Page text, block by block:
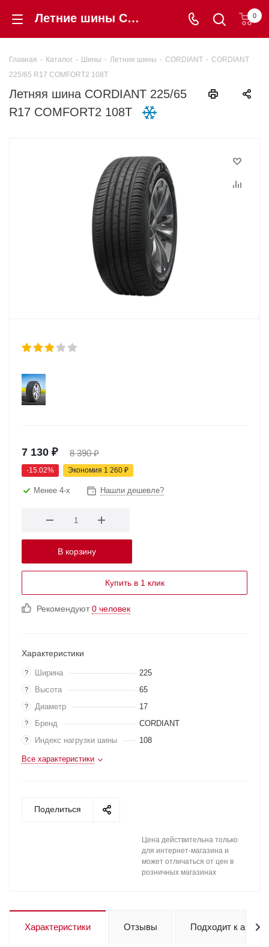
Летние шины CORDIANT 225/65 R17 COMFORT2 108T купить в интернет-магазине «Шинторг» в Калининграде 0
Главная - Каталог - Шины - Летние шины - CORDIANT - CORDIANT
225/65 R17 COMFORT2 108T
Летняя шина CORDIANT 225/65
R17 COMFORT2 108T
7 130 ₽ 8 390₽
-15.02% Экономия 1 260 ₽
Менее 4-х Нашли дешевле?
В корзину
Купить в 1 клик
Рекомендуют0 человек
Характеристики
? Ширина 225
? Высота 65
? Диаметр 17
? Бренд CORDIANT
? Индекс нагрузки шины 108
Все характеристики
Поделиться
Цена действительна только
для интернет-магазина и
может отличаться от цен в
розничных магазинах
Характеристики Отзывы Подходит к авто